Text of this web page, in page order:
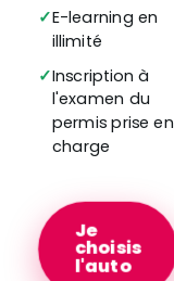
E-learning en
illimité
Inscription à
l'examen du
permis prise en
charge
Je
choisis
l'auto